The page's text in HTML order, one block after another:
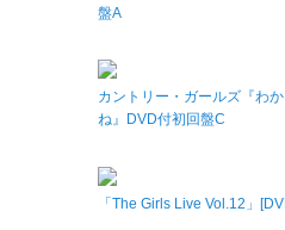
盤A
カントリー・ガールズ『わ
ね』DVD付初回盤C
「The Girls Live Vol.12」